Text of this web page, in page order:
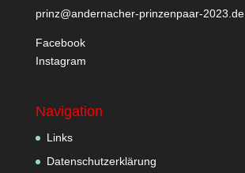
prinz@andernacher-prinzenpaar-2023.de
Facebook
Instagram
Navigation
Links
Datenschutzerklärung